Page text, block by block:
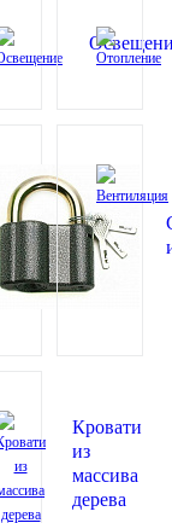
Кровати
из
массива
дерева